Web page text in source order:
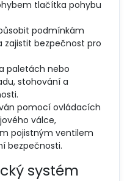
tlačítka pohybu
podmínkám
zajistit bezpečnost pro
paletách nebo
stohování a
pomocí ovládacích
válce,
pojistným ventilem
bezpečnosti.
systém